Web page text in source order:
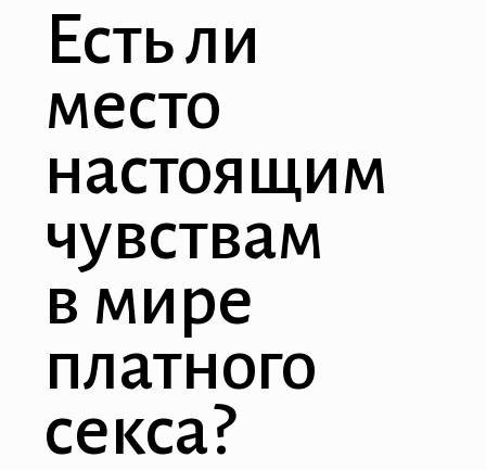
Есть ли
место
настоящим
чувствам
в мире
платного
секса?